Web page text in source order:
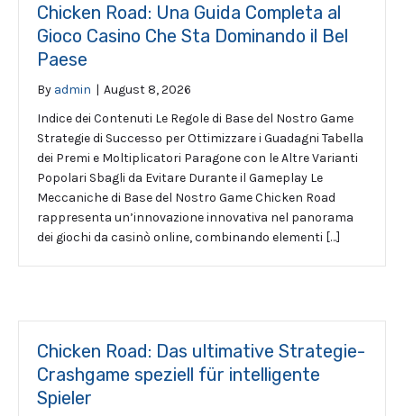
Chicken Road: Una Guida Completa al
Gioco Casino Che Sta Dominando il Bel
Paese
By admin | August 8, 2026
Indice dei Contenuti Le Regole di Base del Nostro Game
Strategie di Successo per Ottimizzare i Guadagni Tabella
dei Premi e Moltiplicatori Paragone con le Altre Varianti
Popolari Sbagli da Evitare Durante il Gameplay Le
Meccaniche di Base del Nostro Game Chicken Road
rappresenta un’innovazione innovativa nel panorama
dei giochi da casinò online, combinando elementi […]
Chicken Road: Das ultimative Strategie-
Crashgame speziell für intelligente
Spieler